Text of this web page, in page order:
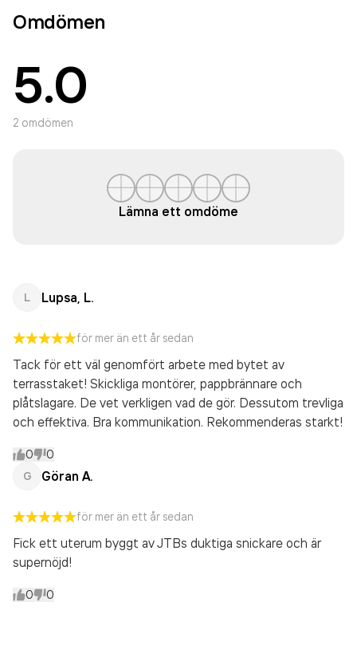
Omdömen
5.0
2 omdömen
Lämna ett omdöme
L Lupsa, L.
för mer än ett år sedan
Tack för ett väl genomfört arbete med bytet av
terrasstaket! Skickliga montörer, pappbrännare och
plåtslagare. De vet verkligen vad de gör. Dessutom trevliga
och effektiva. Bra kommunikation. Rekommenderas starkt!
0 0
G Göran A.
för mer än ett år sedan
Fick ett uterum byggt av JTBs duktiga snickare och är
supernöjd!
0 0